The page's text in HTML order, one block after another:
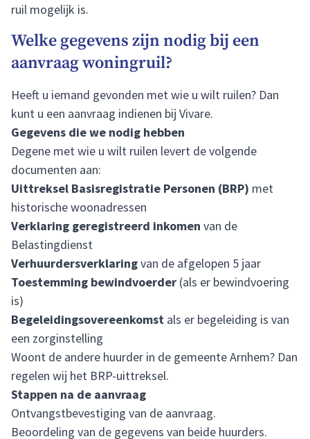
ruil mogelijk is.
Welke gegevens zijn nodig bij een
aanvraag woningruil?
Heeft u iemand gevonden met wie u wilt ruilen? Dan
kunt u een aanvraag indienen bij Vivare.
Gegevens die we nodig hebben
Degene met wie u wilt ruilen levert de volgende
documenten aan:
Uittreksel Basisregistratie Personen (BRP) met
historische woonadressen
Verklaring geregistreerd inkomen van de
Belastingdienst
Verhuurdersverklaringvan de afgelopen 5 jaar
Toestemming bewindvoerder (als er bewindvoering
is)
Begeleidingsovereenkomst als er begeleiding is van
een zorginstelling
Woont de andere huurder in de gemeente Arnhem? Dan
regelen wij het BRP-uittreksel.
Stappen na de aanvraag
Ontvangstbevestiging van de aanvraag.
Beoordeling van de gegevens van beide huurders.